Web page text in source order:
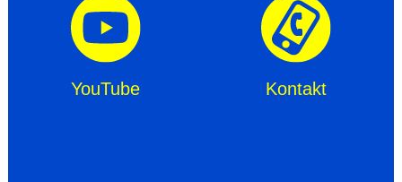
YouTube Kontakt